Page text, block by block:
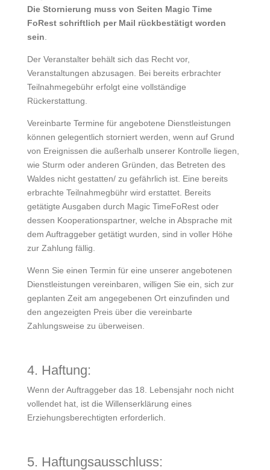
Die Stornierung muss von Seiten Magic Time
FoRest schriftlich per Mail rückbestätigt worden
sein
Der Veranstalter behält sich das Recht vor,
Veranstaltungen abzusagen. Bei bereits erbrachter
Teilnahmegebühr erfolgt eine vollständige
Rückerstattung.
Vereinbarte Termine für angebotene Dienstleistungen
können gelegentlich storniert werden, wenn auf Grund
von Ereignissen die außerhalb unserer Kontrolle liegen,
wie Sturm oder anderen Gründen, das Betreten des
Waldes nicht gestatten/ zu gefährlich ist. Eine bereits
erbrachte Teilnahmegbühr wird erstattet. Bereits
getätigte Ausgaben durch Magic TimeFoRest oder
dessen Kooperationspartner, welche in Absprache mit
dem Auftraggeber getätigt wurden, sind in voller Höhe
zur Zahlung fällig.
Wenn Sie einen Termin für eine unserer angebotenen
Dienstleistungen vereinbaren, willigen Sie ein, sich zur
geplanten Zeit am angegebenen Ort einzufinden und
den angezeigten Preis über die vereinbarte
Zahlungsweise zu überweisen.
4. Haftung:
Wenn der Auftraggeber das 18. Lebensjahr noch nicht
vollendet hat, ist die Willenserklärung eines
Erziehungsberechtigten erforderlich.
5. Haftungsausschluss: